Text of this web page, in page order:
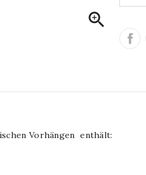

Vorhängen enthält: